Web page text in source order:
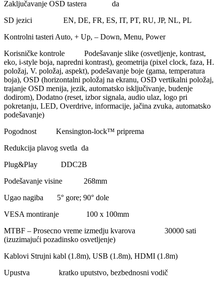
Zaključavanje OSD tastera da
SD jezici EN, DE, FR, ES, IT, PT, RU, JP, NL, PL
Kontrolni tasteri Auto, + Up, – Down, Menu, Power
Korisničke kontrole Podešavanje slike (osvetljenje, kontrast,
eko, i-style boja, napredni kontrast), geometrija (pixel clock, faza, H.
položaj, V. položaj, aspekt), podešavanje boje (gama, temperatura
boja), OSD (horizontalni položaj na ekranu, OSD vertikalni položaj,
trajanje OSD menija, jezik, automatsko isključivanje, budenje
dodirom), Dodatno (reset, izbor signala, audio ulaz, logo pri
pokretanju, LED, Overdrive, informacije, jačina zvuka, automatsko
podešavanje)
Pogodnost Kensington-lock™ priprema
Redukcija plavog svetla da
Plug&Play DDC2B
Podešavanje visine 268mm
Ugao nagiba 5° gore; 90° dole
VESA montiranje 100 x 100mm
MTBF – Prosecno vreme izmedju kvarova 30000 sati
(izuzimajući pozadinsko osvetljenje)
Kablovi Strujni kabl (1.8m), USB (1.8m), HDMI (1.8m)
Upustva kratko uputstvo, bezbednosni vodič